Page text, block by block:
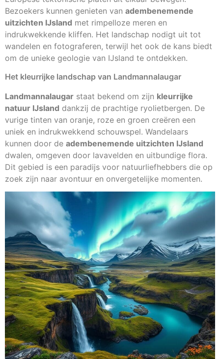
Bezoekers kunnen genieten van adembenemende
uitzichten IJsland met rimpelloze meren en
indrukwekkende kliffen. Het landschap nodigt uit tot
wandelen en fotograferen, terwijl het ook de kans biedt
om de unieke geologie van IJsland te ontdekken.
Het kleurrijke landschap van Landmannalaugar
Landmannalaugar staat bekend om zijn kleurrijke
natuur IJsland dankzij de prachtige ryolietbergen. De
vurige tinten van oranje, roze en groen creëren een
uniek en indrukwekkend schouwspel. Wandelaars
kunnen door de adembenemende uitzichten IJsland
dwalen, omgeven door lavavelden en uitbundige flora.
Dit gebied is een paradijs voor natuurliefhebbers die op
zoek zijn naar avontuur en onvergetelijke momenten.